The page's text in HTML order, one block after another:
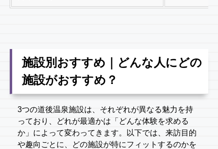
施設別おすすめ｜どんな人にどの
施設がおすすめ？
3つの道後温泉施設は、それぞれが異なる魅力を持
っており、どれが最適かは「どんな体験を求める
か」によって変わってきます。以下では、来訪目的
や趣向ごとに、どの施設が特にフィットするのかを